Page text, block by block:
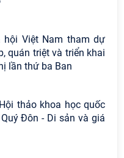
hội Việt Nam tham dự
quán triệt và triển khai
lần thứ ba Ban
thảo khoa học quốc
Đôn - Di sản và giá
ra